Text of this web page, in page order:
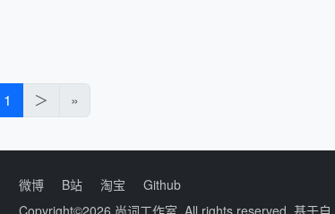
1 ＞ »
微博 B站 淘宝
Github